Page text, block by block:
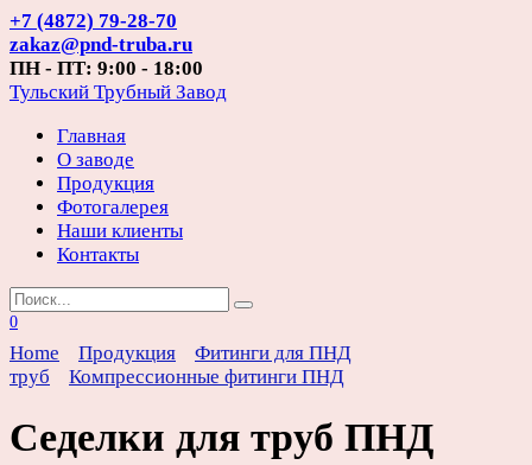
Перейти
к
содержанию
+7 (4872) 79-28-70
zakaz@pnd-truba.ru
ПН - ПТ: 9:00 - 18:00
Тульский Трубный Завод
Главная
О заводе
Продукция
Фотогалерея
Наши клиенты
Контакты
Search
for:
0
Home Продукция
Фитинги для ПНД
труб
Компрессионные фитинги ПНД
Седелки для труб ПНД